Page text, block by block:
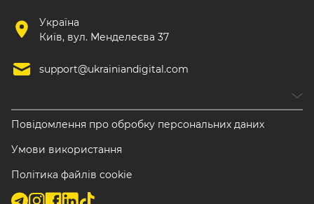
Україна
Київ, вул. Менделеєва 37
support@ukrainiandigital.com
Повідомлення про обробку персональних даних
Умови використання
Політика файлів cookie